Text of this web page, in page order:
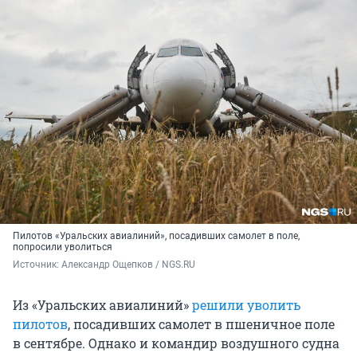
Пилотов «Уральских авиалиний», посадивших самолет в поле,
попросили уволиться
Источник: Александр Ощепков / NGS.RU
Из «Уральских авиалиний»решили уволить
пилотов, посадивших самолет в пшеничное поле
в сентябре. Однако и командир воздушного судна